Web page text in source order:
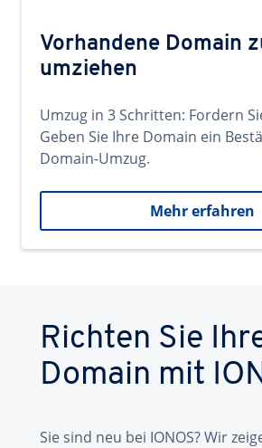
Vorhandene Domain
umziehen
Umzug in 3 Schritten: Fordern
Geben Sie Ihre Domain ein
Domain-Umzug.
Mehr erfahren
Richten Sie
Domain mit
Sie sind neu bei IONOS? Wir